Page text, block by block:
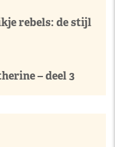
rebels: de stijl
– deel 3